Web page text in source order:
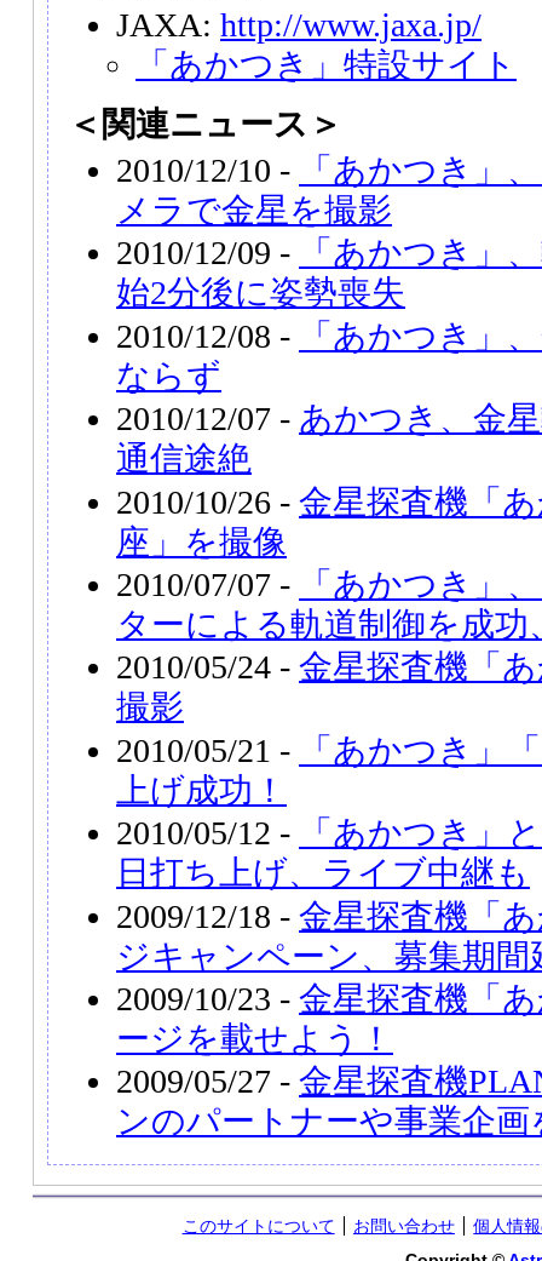
JAXA: http://www.jaxa.jp/
「あかつき」特設サイト
＜関連ニュース＞
2010/12/10 -
「あかつき」
メラで金星を撮影
2010/12/09 -
「あかつき」
始2分後に姿勢喪失
2010/12/08 -
「あかつき」
ならず
2010/12/07 - あかつき、金
通信途絶
2010/10/26 - 金星探査機「
座」を撮像
2010/07/07 -
「あかつき」
ターによる軌道制御を成功
2010/05/24 - 金星探査機「
撮影
2010/05/21 -
「あかつき」
上げ成功！
2010/05/12 -
「あかつき」
日打ち上げ、ライブ中継も
2009/12/18 - 金星探査機「
ジキャンペーン、募集期間
2009/10/23 - 金星探査機「
ージを載せよう！
2009/05/27 - 金星探査機
ンのパートナーや事業企画
このサイトについて お問い合わせ
個人情